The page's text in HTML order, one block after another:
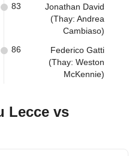
Jonathan David
(Thay: Andrea
Cambiaso)
83
Federico Gatti
(Thay: Weston
McKennie)
86
Lecce vs